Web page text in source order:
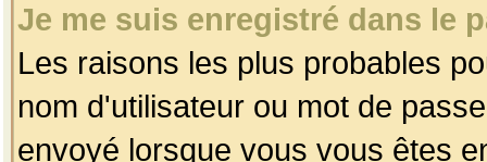
Je me suis enregistré dans le
Les raisons les plus probables
nom d'utilisateur ou mot de
envoyé lorsque vous vous êtes